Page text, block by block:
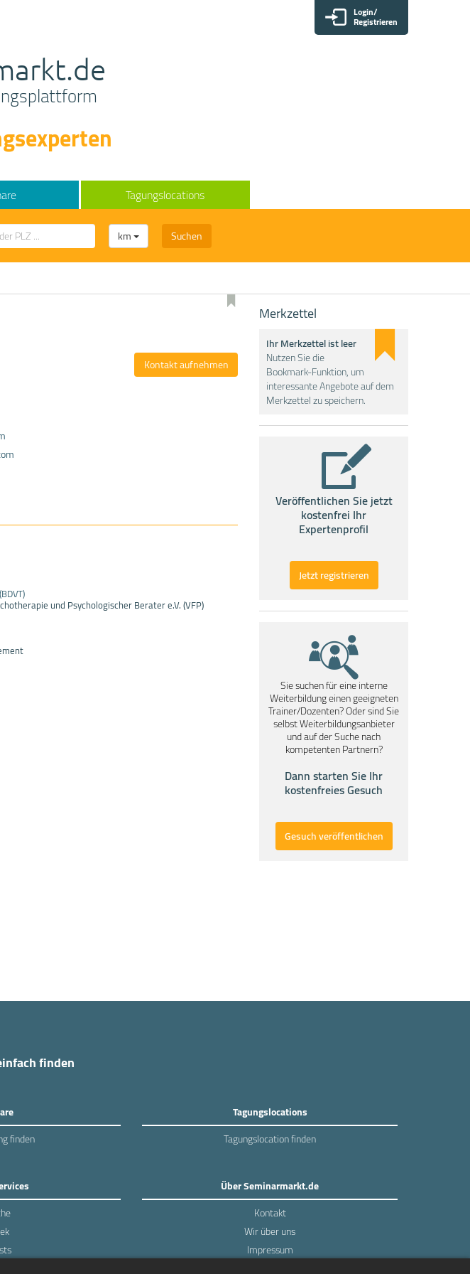
Login/
Registrieren
Tagungslocations
km Suchen
Kontakt aufnehmen
und Psychologischer Berater e.V. (VFP)
Merkzettel
Ihr Merkzettel ist leer
Nutzen Sie die
Bookmark-Funktion, um
interessante Angebote auf dem
Merkzettel zu speichern.
Veröffentlichen Sie jetzt
kostenfrei Ihr
Expertenprofil
Jetzt registrieren
Sie suchen für eine interne
Weiterbildung einen geeigneten
Trainer/Dozenten? Oder sind Sie
selbst Weiterbildungsanbieter
und auf der Suche nach
kompetenten Partnern?
Dann starten Sie Ihr
kostenfreies Gesuch
Gesuch veröffentlichen
finden
finden
Tagungslocations
Tagungslocation finden
Über Seminarmarkt.de
Kontakt
Wir über uns
Impressum